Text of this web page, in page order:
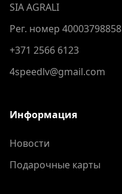
SIA AGRALI
Рег. номер 40003798858
+371 2566 6123
4speedlv@gmail.com
Информация
Новости
Подарочные карты